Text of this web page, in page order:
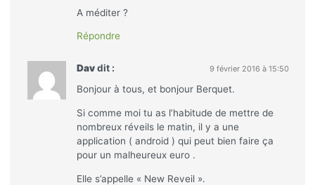
A méditer ?
Répondre
Dav dit : 9 février 2016 à 15:50
Bonjour à tous, et bonjour Berquet.
Si comme moi tu as l’habitude de mettre de
nombreux réveils le matin, il y a une
application ( android ) qui peut bien faire ça
pour un malheureux euro .
Elle s’appelle « New Reveil ».